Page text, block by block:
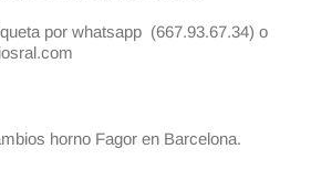
por whatsapp (667.93.67.34) o
horno Fagor en Barcelona.